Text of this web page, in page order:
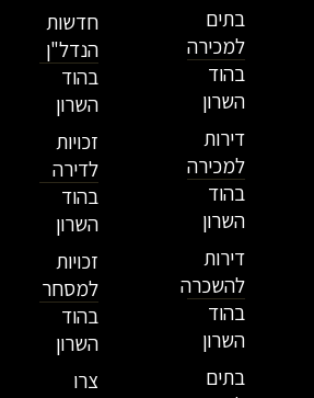
בתים
למכירה
בהוד
השרון
דירות
למכירה
בהוד
השרון
דירות
להשכרה
בהוד
השרון
בתים
חדשות
הנדל"ן
בהוד
השרון
זכויות
לדירה
בהוד
השרון
זכויות
למסחר
בהוד
השרון
צרו